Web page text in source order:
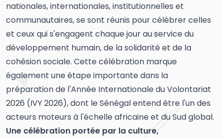
nationales, internationales, institutionnelles et
communautaires, se sont réunis pour célébrer celles
et ceux qui s'engagent chaque jour au service du
développement humain, de la solidarité et de la
cohésion sociale. Cette célébration marque
également une étape importante dans la
préparation de l'Année Internationale du Volontariat
2026 (IVY 2026), dont le Sénégal entend être l'un des
acteurs moteurs à l'échelle africaine et du Sud global.
Une célébration portée par la culture,